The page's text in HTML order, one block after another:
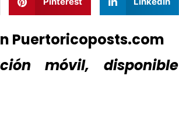
Puertoricoposts.com
móvil, disponible